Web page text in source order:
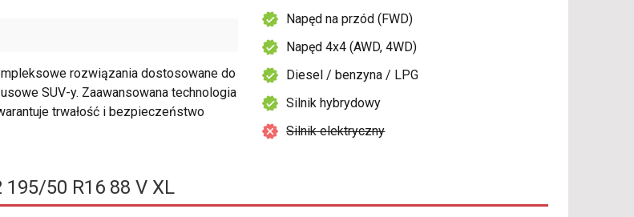
rozwiązania dostosowane do
SUV-y. Zaawansowana technologia
trwałość i bezpieczeństwo
Napęd na przód (FWD)
Napęd 4x4 (AWD, 4WD)
Diesel / benzyna / LPG
Silnik hybrydowy
Silnik elektryczny
50 R16 88 V XL